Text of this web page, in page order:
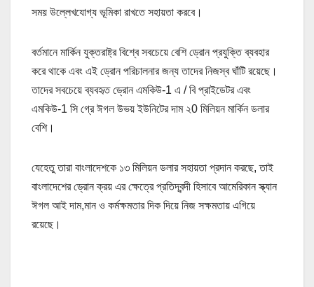
সময় উল্লেখযোগ্য ভূমিকা রাখতে সহায়তা করবে।
বর্তমানে মার্কিন যুক্তরাষ্ট্র বিশ্বে সবচেয়ে বেশি ড্রোন প্রযুক্তি ব্যবহার
করে থাকে এবং এই ড্রোন পরিচালনার জন্য তাদের নিজস্ব ঘাঁটি রয়েছে।
তাদের সবচেয়ে ব্যবহৃত ড্রোন এমকিউ-1 এ / বি প্রাইডেটর এবং
এমকিউ-1 সি গ্রে ঈগল উভয় ইউনিটের দাম ২0 মিলিয়ন মার্কিন ডলার
বেশি।
যেহেতু তারা বাংলাদেশকে ১৩ মিলিয়ন ডলার সহায়তা প্রদান করছে, তাই
বাংলাদেশের ড্রোন ক্রয় এর ক্ষেত্রে প্রতিদ্বন্দী হিসাবে আমেরিকান স্ক্যান
ঈগল আই দাম,মান ও কর্মক্ষমতার দিক দিয়ে নিজ সক্ষমতায় এগিয়ে
রয়েছে।